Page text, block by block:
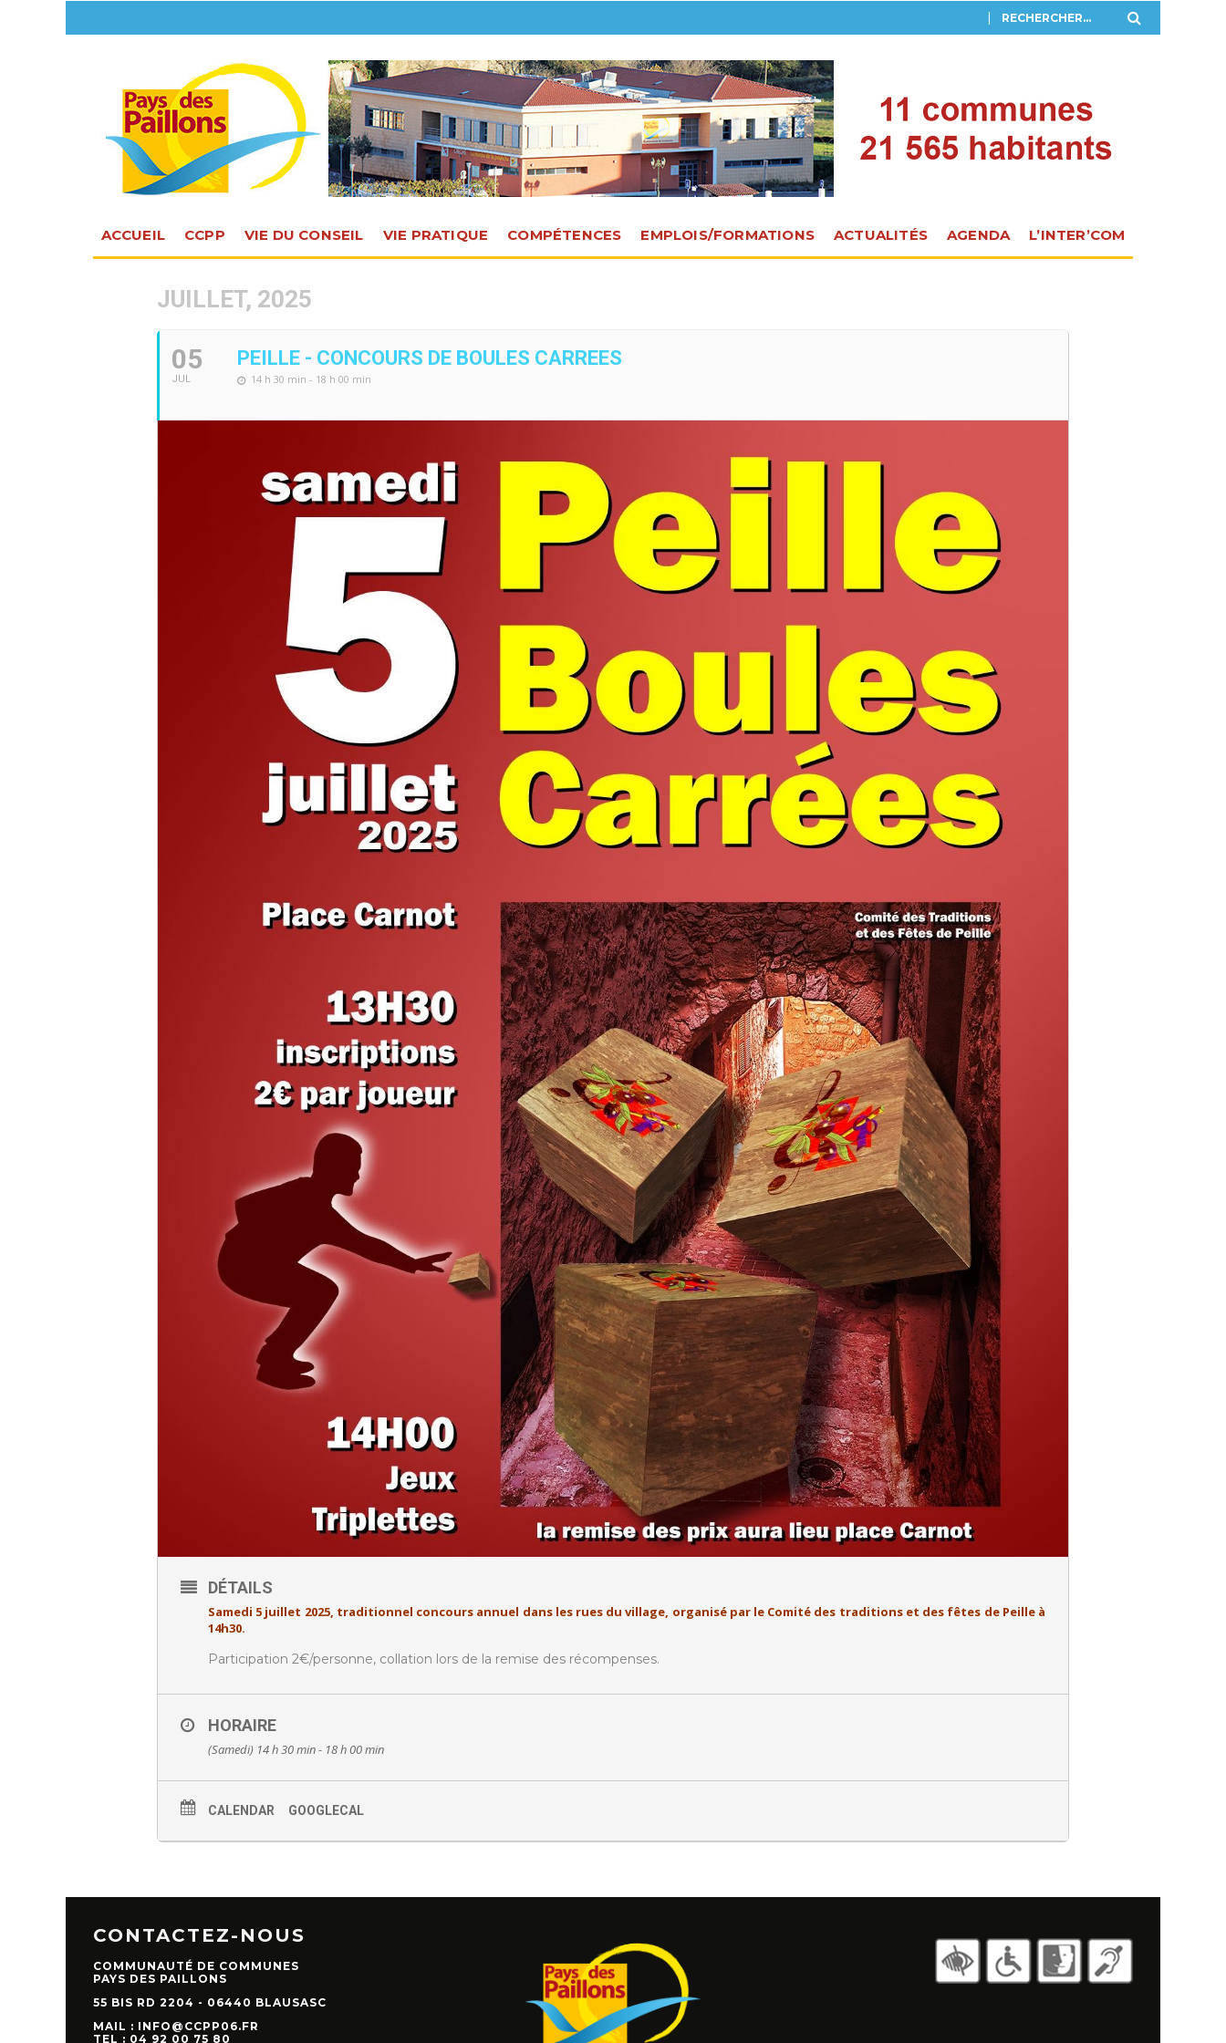
ACCUEIL CCPP VIE DU CONSEIL VIE PRATIQUE COMPÉTENCES EMPLOIS/FORMATIONS ACTUALITÉS AGENDA L’INTER’COM
JUILLET, 2025
05
JUL
PEILLE - CONCOURS DE BOULES CARREES
14 h 30 min - 18 h 00 min
DÉTAILS
Samedi 5 juillet 2025, traditionnel concours annuel dans les rues du village, organisé par le Comité des traditions et des fêtes de Peille à
14h30.
Participation 2€/personne, collation lors de la remise des récompenses.
HORAIRE
(Samedi) 14 h 30 min - 18 h 00 min
CALENDAR GOOGLECAL
CONTACTEZ-NOUS
COMMUNAUTÉ DE COMMUNES
PAYS DES PAILLONS
55 BIS RD 2204 - 06440 BLAUSASC
MAIL : INFO@CCPP06.FR
TEL : 04 92 00 75 80